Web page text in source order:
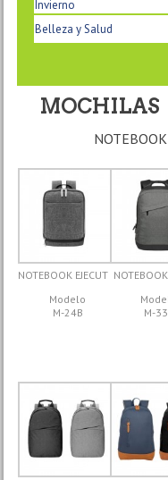
Invierno
Belleza y Salud
MOCHILAS
NOTEBOOK EJECUT
Modelo
M-24B
M-